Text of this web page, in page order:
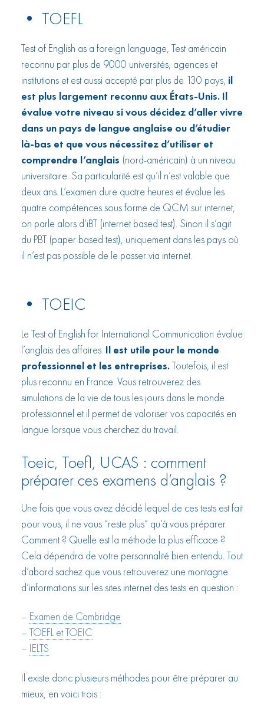
• TOEFL
Test of English as a foreign language, Test américain
reconnu par plus de 9000 universités, agences et
institutions et est aussi accepté par plus de 130 pays, il
est plus largement reconnu aux États-Unis. Il
évalue votre niveau si vous décidez d’aller vivre
dans un pays de langue anglaise ou d’étudier
là-bas et que vous nécessitez d’utiliser et
comprendre l’anglais (nord-américain) à un niveau
universitaire. Sa particularité est qu’il n’est valable que
deux ans. L’examen dure quatre heures et évalue les
quatre compétences sous forme de QCM sur internet,
on parle alors d’iBT (internet based test). Sinon il s’agit
du PBT (paper based test), uniquement dans les pays où
il n’est pas possible de le passer via internet.
• TOEIC
Le Test of English for International Communication évalue
l’anglais des affaires. Il est utile pour le monde
professionnel et les entreprises.Toutefois, il est
plus reconnu en France. Vous retrouverez des
simulations de la vie de tous les jours dans le monde
professionnel et il permet de valoriser vos capacités en
langue lorsque vous cherchez du travail.
Toeic, Toefl, UCAS : comment
préparer ces examens d’anglais ?
Une fois que vous avez décidé lequel de ces tests est fait
pour vous, il ne vous “reste plus” qu’à vous préparer.
Comment ? Quelle est la méthode la plus efficace ?
Cela dépendra de votre personnalité bien entendu. Tout
d’abord sachez que vous retrouverez une montagne
d’informations sur les sites internet des tests en question :
– Examen de Cambridge
– TOEFL et TOEIC
– IELTS
Il existe donc plusieurs méthodes pour être préparer au
mieux, en voici trois :